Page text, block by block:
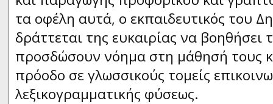
τα οφέλη αυτά, ο εκπαιδευτικός του
δράττεται της ευκαιρίας να βοηθήσει
προσδώσουν νόημα στη μάθησή τους
πρόοδο σε γλωσσικούς τομείς
λεξικογραμματικής φύσεως.